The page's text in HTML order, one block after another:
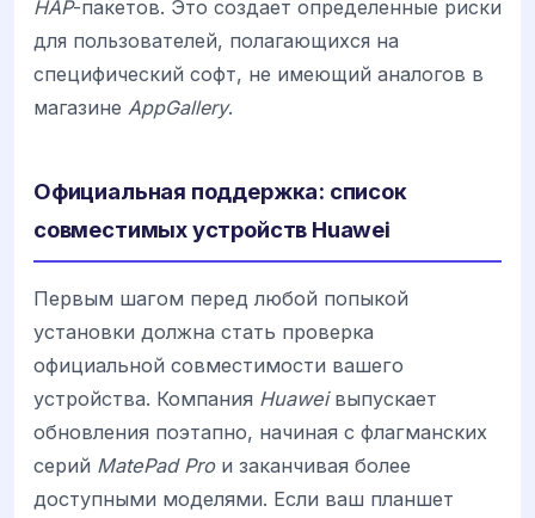
HAP-пакетов. Это создает определенные риски
для пользователей, полагающихся на
специфический софт, не имеющий аналогов в
магазине AppGallery.
Официальная поддержка: список
совместимых устройств Huawei
Первым шагом перед любой попыкой
установки должна стать проверка
официальной совместимости вашего
устройства. Компания Huaweiвыпускает
обновления поэтапно, начиная с флагманских
серий MatePad Proи заканчивая более
доступными моделями. Если ваш планшет